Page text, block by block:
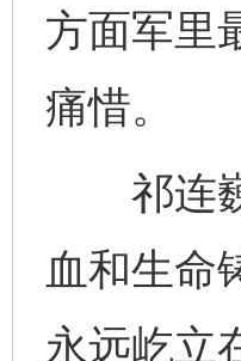
方面军里
痛惜。
祁连巍
血和生命
永远屹立